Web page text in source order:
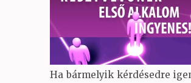
Ha bármelyik kérdésedre